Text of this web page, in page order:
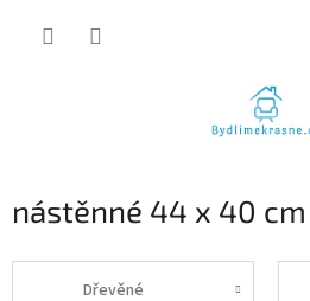
nástěnné 44 x 40 cm
Dřevěné